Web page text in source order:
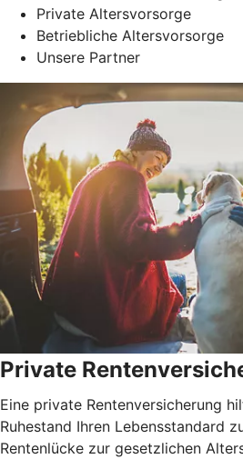
Private Altersvorsorge
Betriebliche Altersvorsorge
Unsere Partner
Private
Eine private Rentenversicherung
Ruhestand Ihren Lebensstandard
Rentenlücke zur gesetzlichen